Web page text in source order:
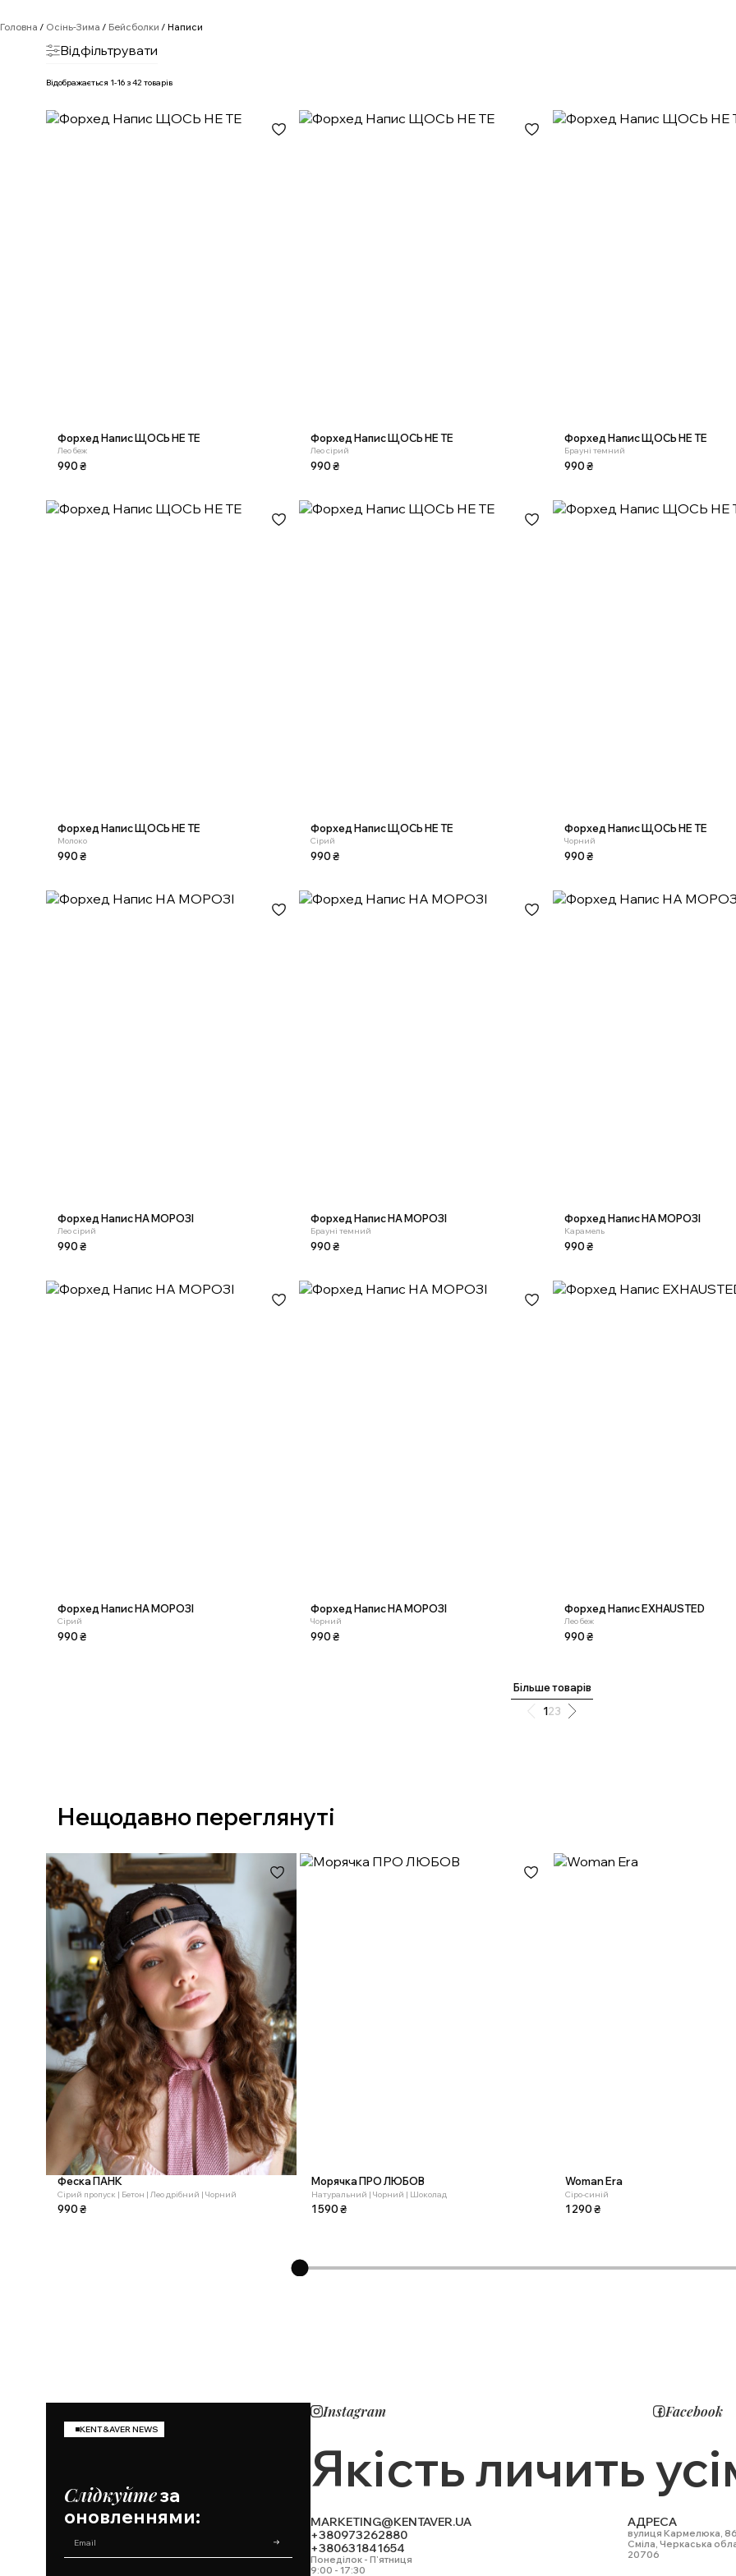
Головна / Осінь-Зима / Бейсболки / Написи
Відфільтрувати
Відображається 1-16 з 42 товарів
Форхед Напис ЩОСЬ НЕ ТЕ
Лео беж
990₴
Форхед Напис ЩОСЬ НЕ ТЕ
Лео сірий
990₴
Форхед Напис ЩОСЬ НЕ ТЕ
Брауні темний
990₴
Форхед Напис ЩОСЬ НЕ ТЕ
Молоко
990₴
Форхед Напис ЩОСЬ НЕ ТЕ
Сірий
990₴
Форхед Напис ЩОСЬ НЕ ТЕ
Чорний
990₴
Форхед Напис НА МОРОЗІ
Лео сірий
990₴
Форхед Напис НА МОРОЗІ
Брауні темний
990₴
Форхед Напис НА МОРОЗІ
Карамель
990₴
Форхед Напис НА МОРОЗІ
Сірий
990₴
Форхед Напис НА МОРОЗІ
Чорний
990₴
Форхед Напис EXHAUSTED
Лео беж
990₴
Більше товарів
123
Нещодавно переглянуті
Феска ПАНК
Cірий пропуск | Бетон | Лео дрібний | Чорний
990₴
Морячка ПРО ЛЮБОВ
Натуральний | Чорний | Шоколад
1 590₴
Woman Era
Сіро-синій
1 290₴
KENT&AVER NEWS
Слідкуйтеза
оновленнями:
Instagram Facebook
Якість личить
MARKETING@KENTAVER.UA
+380973262880
+380631841654
Понеділок - П'ятниця
9:00 - 17:30
АДРЕСА
вулиця Кармелюка,
Сміла, Черкаська
20706